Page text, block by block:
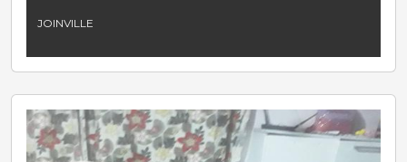
JOINVILLE